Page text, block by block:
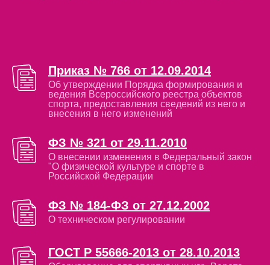
Приказ № 766 от 12.09.2014
Об утверждении Порядка формирования и
ведения Всероссийского реестра объектов
спорта, предоставления сведений из него и
внесения в него изменений
ФЗ № 321 от 29.11.2010
О внесении изменения в Федеральный закон
"О физической культуре и спорте в
Российской Федерации
ФЗ № 184-ФЗ от 27.12.2002
О техническом регулировании
ГОСТ Р 55666-2013 от 28.10.2013